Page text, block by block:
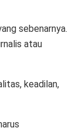
sebenarnya.
atau
keadilan,